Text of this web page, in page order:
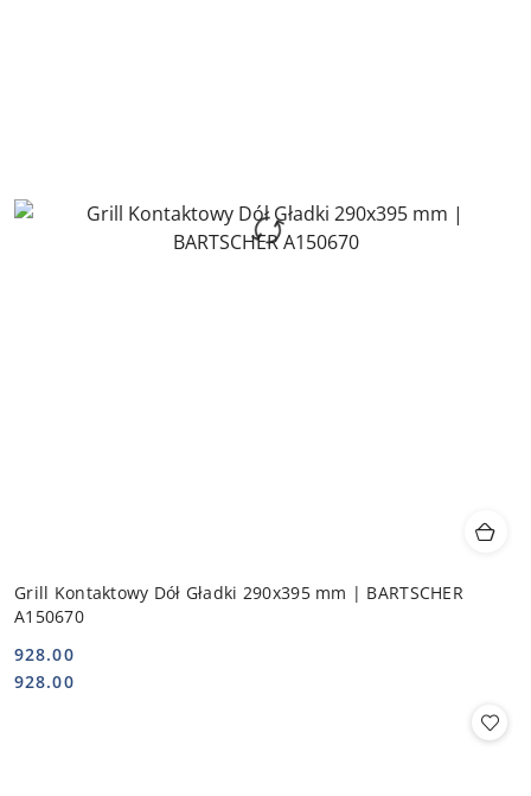
Grill Kontaktowy Dół Gładki 290x395 mm | BARTSCHER
A150670
Cena:
928.00
Cena:
928.00